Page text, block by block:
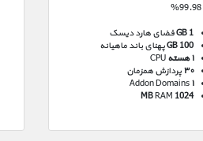
GB 1فضای هارد دیسک
100 GB
پهنای باند ماهیانه
۱ هسته
CPU
۳۰پردازش همزمان
۱Addon Domains
1024 MB
RAM